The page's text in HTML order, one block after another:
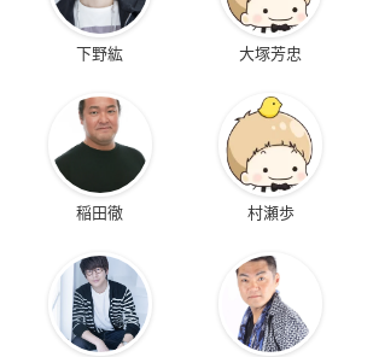
下野紘 大塚芳忠
稲田徹 村瀬歩